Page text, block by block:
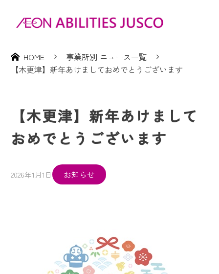
HOME
事業所別 ニュース一覧
【木更津】新年あけましておめでとうございます
【木更津】新年あけまして
おめでとうございます
2026年1月1日 お知らせ